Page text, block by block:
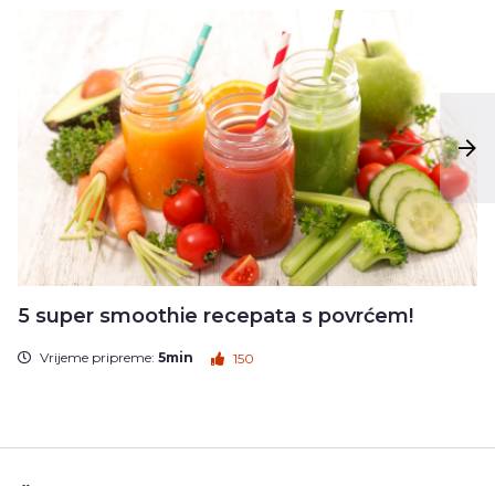
5 super smoothie recepata s povrćem!
Vrijeme pripreme: 5min 150